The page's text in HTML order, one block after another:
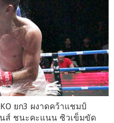
ยก3 ผงาดคว้าแชมป์
ส์ ชนะคะแนน ซิวเข็มขัด